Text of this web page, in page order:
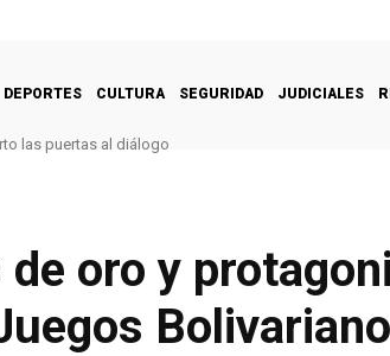
DEPORTES CULTURA SEGURIDAD JUDICIALES
las puertas al diálogo
oro y